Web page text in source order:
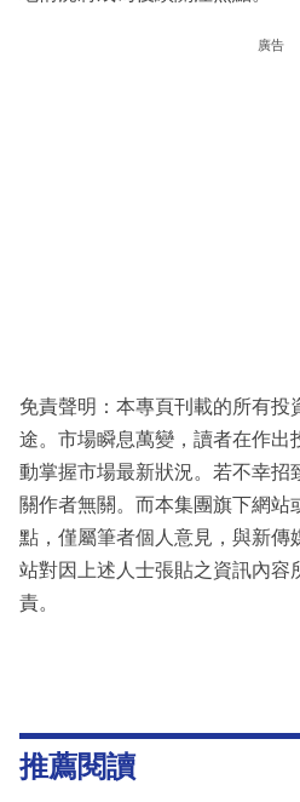
廣告
免責聲明：本專頁刊載的所有投
途。市場瞬息萬變，讀者在作出
動掌握市場最新狀況。若不幸招
關作者無關。而本集團旗下網站
點，僅屬筆者個人意見，與新傳
站對因上述人士張貼之資訊內容
責。
推薦閱讀